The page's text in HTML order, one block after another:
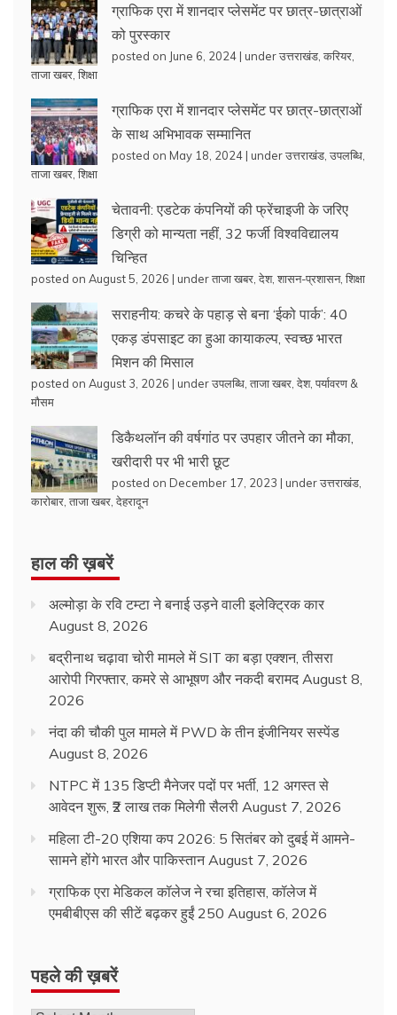
ग्राफिक एरा में शानदार प्लेसमेंट पर छात्र-छात्राओं
को पुरस्कार
posted on June 6, 2024 | underउत्तराखंड करियर
ताजा खबर शिक्षा
ग्राफिक एरा में शानदार प्लेसमेंट पर छात्र-छात्राओं
के साथ अभिभावक सम्मानित
posted on May 18, 2024 | underउत्तराखंड उपलब्धि
ताजा खबर शिक्षा
चेतावनी: एडटेक कंपनियों की फ्रेंचाइजी के जरिए
डिग्री को मान्यता नहीं, 32 फर्जी विश्वविद्यालय
चिन्हित
posted on August 5, 2026 | underताजा खबर देश, शासन-प्रशासन, शिक्षा
सराहनीय: कचरे के पहाड़ से बना ‘ईको पार्क’: 40
एकड़ डंपसाइट का हुआ कायाकल्प, स्वच्छ भारत
मिशन की मिसाल
posted on August 3, 2026 | underउपलब्धि ताजा खबर देश, पर्यावरण &
मौसम
डिकैथलॉन की वर्षगांठ पर उपहार जीतने का मौका,
खरीदारी पर भी भारी छूट
posted on December 17, 2023 | underउत्तराखंड
कारोबार ताजा खबर देहरादून
हाल की ख़बरें
अल्मोड़ा के रवि टम्टा ने बनाई उड़ने वाली इलेक्ट्रिक कार
August 8, 2026
बद्रीनाथ चढ़ावा चोरी मामले में SIT का बड़ा एक्शन, तीसरा
आरोपी गिरफ्तार, कमरे से आभूषण और नकदी बरामद August 8,
2026
नंदा की चौकी पुल मामले में PWD के तीन इंजीनियर सस्पेंड
August 8, 2026
NTPC में 135 डिप्टी मैनेजर पदों पर भर्ती, 12 अगस्त से
आवेदन शुरू, ₹2 लाख तक मिलेगी सैलरी August 7, 2026
महिला टी-20 एशिया कप 2026: 5 सितंबर को दुबई में आमने-
सामने होंगे भारत और पाकिस्तान August 7, 2026
ग्राफिक एरा मेडिकल कॉलेज ने रचा इतिहास, कॉलेज में
एमबीबीएस की सीटें बढ़कर हुईं 250 August 6, 2026
पहले की ख़बरें